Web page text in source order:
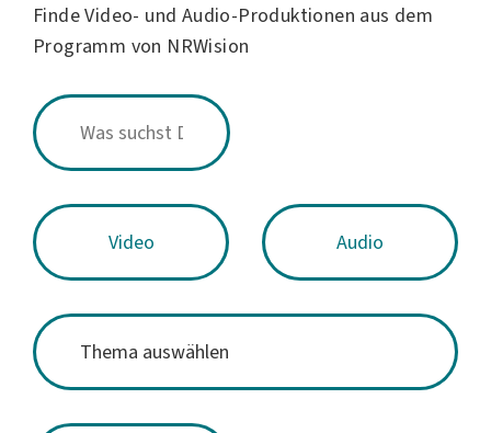
Finde Video- und Audio-Produktionen aus dem
Programm von NRWision
Video Audio